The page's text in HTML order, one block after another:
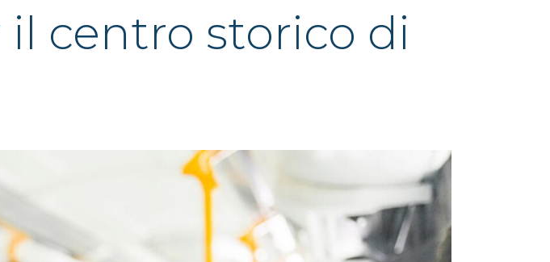
centro storico di